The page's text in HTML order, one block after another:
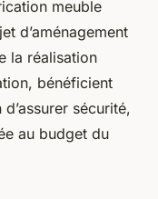
meuble
d’aménagement
la réalisation
bénéficient
sécurité,
au budget du